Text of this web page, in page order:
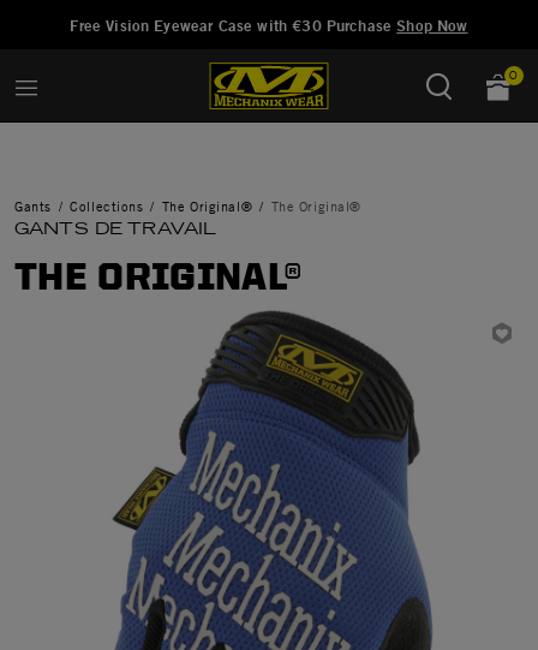
Free Vision Eyewear Case with €30 PurchaseShop Now
0
Gants Collections The Original® The Original®
GANTS DE TRAVAIL
THE ORIGINAL®
Ajouté à Gérer la liste d'envies